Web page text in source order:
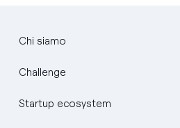
Chi siamo
Challenge
Startup ecosystem